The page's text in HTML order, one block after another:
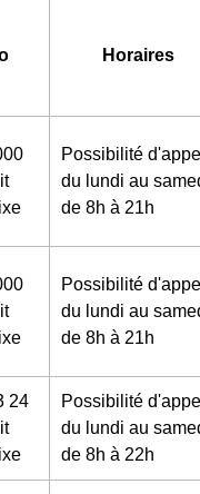
Horaires
Possibilité
du lundi au
de 8h à 21h
Possibilité
du lundi au
de 8h à 21h
24
Possibilité
du lundi au
de 8h à 22h